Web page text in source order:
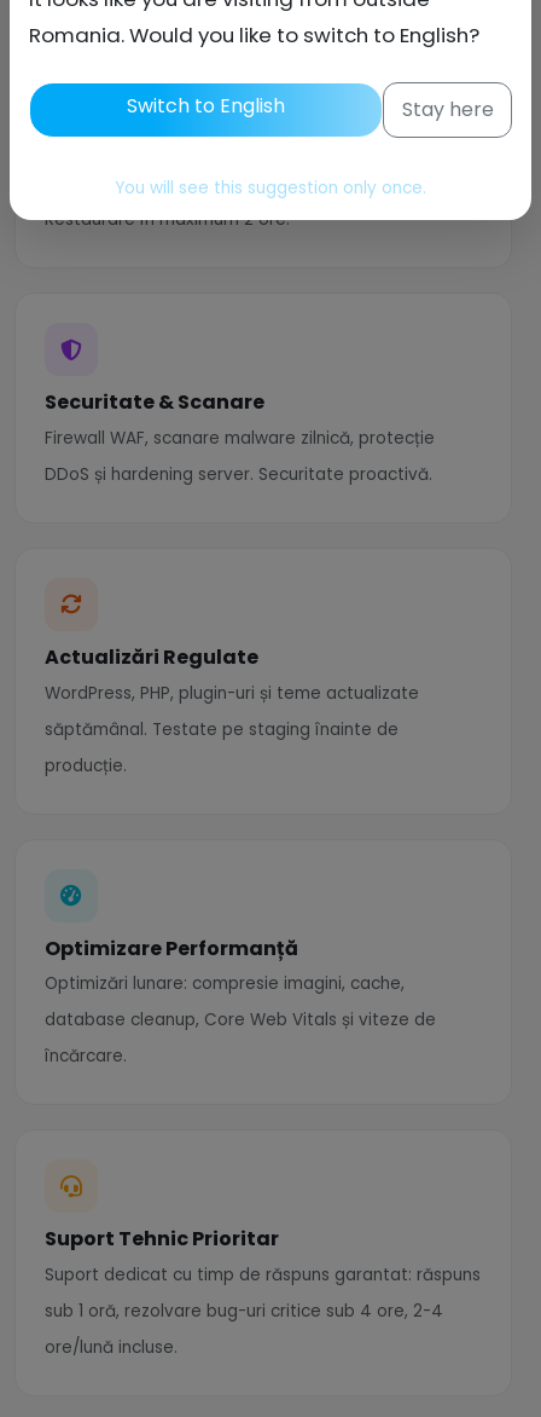
Backup complet pe 3 locații cu retenție 30 zile.
Restaurare în maximum 2 ore.
Securitate & Scanare
Firewall WAF, scanare malware zilnică, protecție
DDoS și hardening server. Securitate proactivă.
Actualizări Regulate
WordPress, PHP, plugin-uri și teme actualizate
săptămânal. Testate pe staging înainte de
producție.
Optimizare Performanță
Optimizări lunare: compresie imagini, cache,
database cleanup, Core Web Vitals și viteze de
încărcare.
Suport Tehnic Prioritar
Suport dedicat cu timp de răspuns garantat: răspuns
sub 1 oră, rezolvare bug-uri critice sub 4 ore, 2-4
ore/lună incluse.
Romania. Would you like to switch to English?
Switch to English Stay here
You will see this suggestion only once.